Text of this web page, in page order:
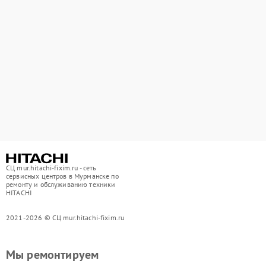
СЦ mur.hitachi-fixim.ru - сеть
сервисных центров в Мурманске по
ремонту и обслуживанию техники
HITACHI
2021-2026 © СЦ mur.hitachi-fixim.ru
Мы ремонтируем